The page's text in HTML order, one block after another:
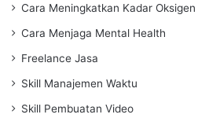
Cara Meningkatkan Kadar Oksigen
Cara Menjaga Mental Health
Freelance Jasa
Skill Manajemen Waktu
Skill Pembuatan Video